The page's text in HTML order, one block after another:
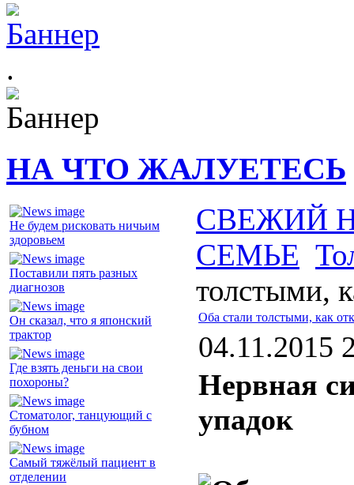
.
НА ЧТО ЖАЛУЕТЕСЬ
Не будем рисковать ничьим
здоровьем
Поставили пять разных
диагнозов
Он сказал, что я японский
трактор
Где взять деньги на свои
похороны?
Стоматолог, танцующий с
бубном
Самый тяжёлый пациент в
отделении
СВЕЖИЙ
СЕМЬЕ
толстыми,
Оба стали толстыми, как
04.11.2015
Нервная
упадок